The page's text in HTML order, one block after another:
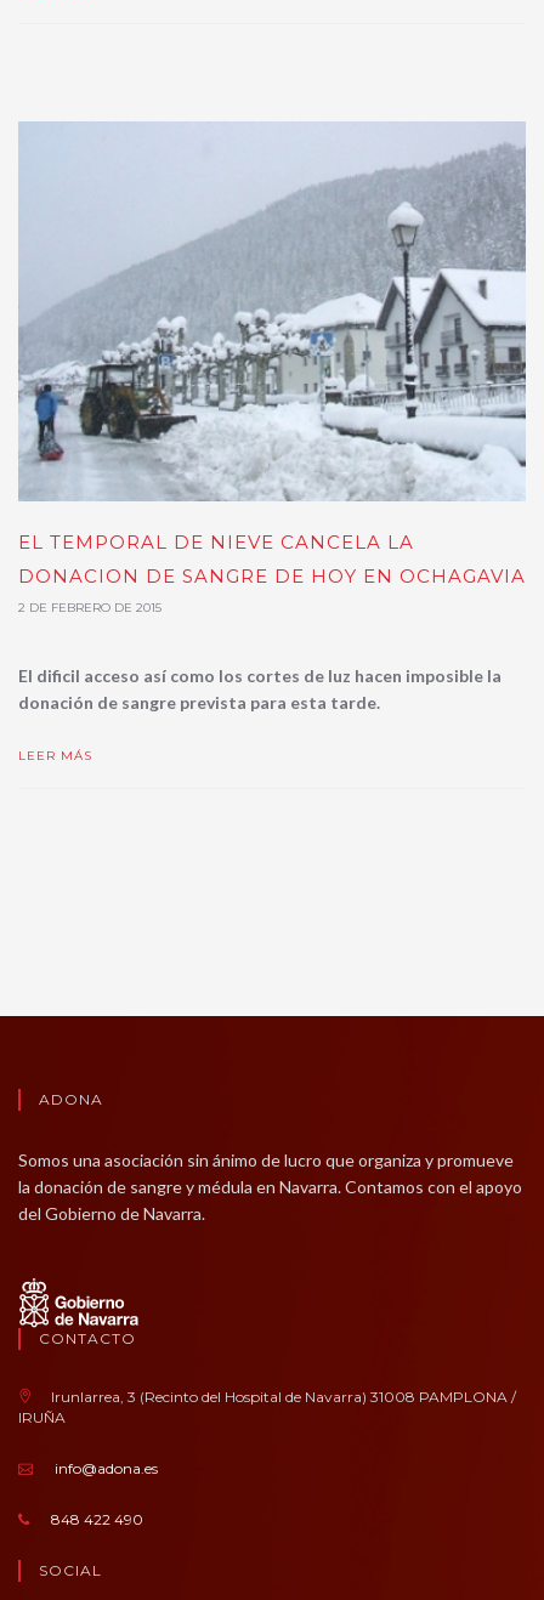
EL TEMPORAL DE NIEVE CANCELA LA
DONACION DE SANGRE DE HOY EN OCHAGAVIA
2 DE FEBRERO DE 2015
El dificil acceso así como los cortes de luz hacen imposible la
donación de sangre prevista para esta tarde.
LEER MÁS
ADONA
Somos una asociación sin ánimo de lucro que organiza y promueve
la donación de sangre y médula en Navarra. Contamos con el apoyo
del Gobierno de Navarra.
CONTACTO
Irunlarrea, 3 (Recinto del Hospital de Navarra) 31008 PAMPLONA /
IRUÑA
info@adona.es
848 422 490
SOCIAL